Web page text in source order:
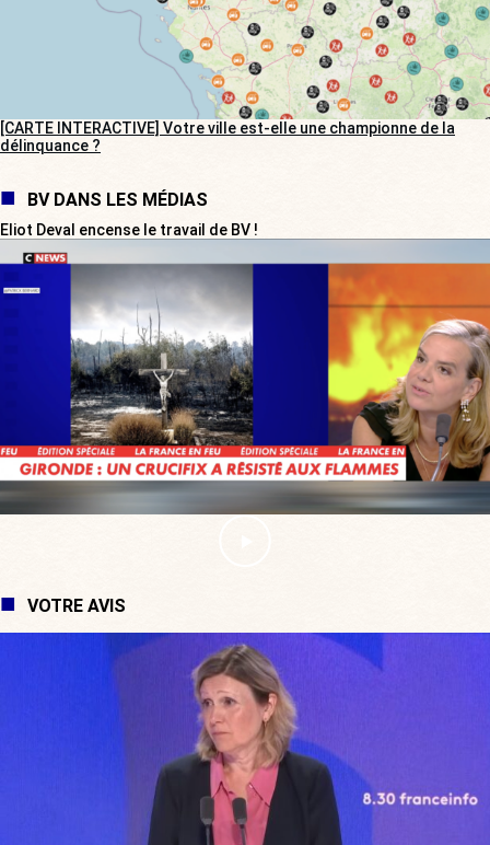
[CARTE INTERACTIVE] Votre ville est-elle une championne de la
délinquance ?
BV DANS LES MÉDIAS
Eliot Deval encense le travail de BV !
VOTRE AVIS